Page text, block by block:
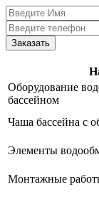
Заказать
Оборудование
бассейном
Чаша бассейна с
Элементы
Монтажные